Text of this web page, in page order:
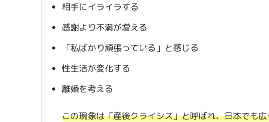
相手にイライラする
感謝より不満が増える
「私ばかり頑張っている」と感じる
性生活が変化する
離婚を考える
この現象は「産後クライシス」と呼ばれ、日本でも